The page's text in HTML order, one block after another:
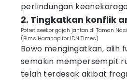
perlindungan
2. Tingkatkan konflik
Potret seekor gajah jantan di Taman
(Bims Harahap for IDN Times)
Bowo mengingatkan, alih
semakin mempersempit
telah terdesak akibat